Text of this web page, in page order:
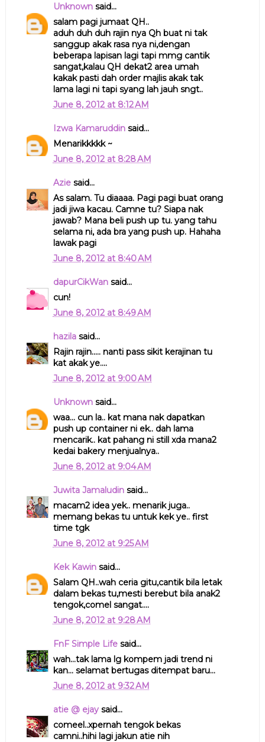
Unknownsaid...
salam pagi jumaat QH..
aduh duh duh rajin nya Qh buat ni tak
sanggup akak rasa nya ni,dengan
beberapa lapisan lagi tapi mmg cantik
sangat,kalau QH dekat2 area umah
kakak pasti dah order majlis akak tak
lama lagi ni tapi syang lah jauh sngt..
June 8, 2012 at 8:12 AM
Izwa Kamaruddinsaid...
Menarikkkkk ~
June 8, 2012 at 8:28 AM
Aziesaid...
As salam. Tu diaaaa. Pagi pagi buat orang
jadi jiwa kacau. Camne tu? Siapa nak
jawab? Mana beli push up tu. yang tahu
selama ni, ada bra yang push up. Hahaha
lawak pagi
June 8, 2012 at 8:40 AM
dapurCikWansaid...
cun!
June 8, 2012 at 8:49 AM
hazilasaid...
Rajin rajin..... nanti pass sikit kerajinan tu
kat akak ye....
June 8, 2012 at 9:00 AM
Unknownsaid...
waa... cun la.. kat mana nak dapatkan
push up container ni ek.. dah lama
mencarik.. kat pahang ni still xda mana2
kedai bakery menjualnya..
June 8, 2012 at 9:04 AM
Juwita Jamaludinsaid...
macam2 idea yek.. menarik juga..
memang bekas tu untuk kek ye.. first
time tgk
June 8, 2012 at 9:25 AM
Kek Kawinsaid...
Salam QH..wah ceria gitu,cantik bila letak
dalam bekas tu,mesti berebut bila anak2
tengok,comel sangat....
June 8, 2012 at 9:28 AM
FnF Simple Lifesaid...
wah...tak lama lg kompem jadi trend ni
kan... selamat bertugas ditempat baru...
June 8, 2012 at 9:32 AM
atie @ ejaysaid...
comeel..xpernah tengok bekas
camni..hihi lagi jakun atie nih